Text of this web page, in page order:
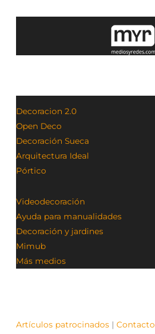
Decoracion 2.0
Open Deco
Decoración Sueca
Arquitectura Ideal
Pórtico
Videodecoración
Ayuda para manualidades
Decoración y jardines
Mimub
Más medios
Artículos patrocinados |Contacto